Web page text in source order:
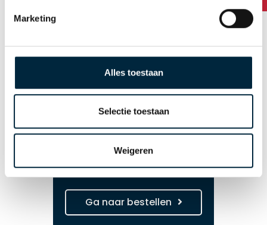
Marketing
Alles toestaan
Selectie toestaan
Weigeren
Gratis tape dispenser*
bij bestelling van
gepersonaliseerde
*alleen bij 50mm brede tape.
Ga naar bestellen